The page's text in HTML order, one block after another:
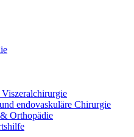
endovaskuläre Chirurgie
Orthopädie